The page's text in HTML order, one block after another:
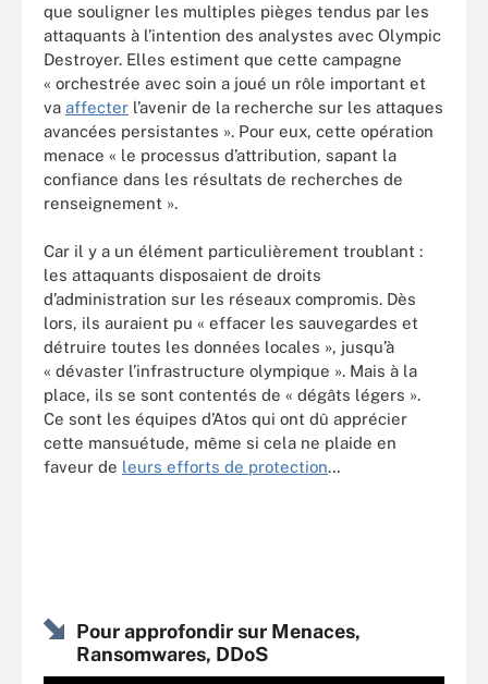
que souligner les multiples pièges tendus par les
attaquants à l’intention des analystes avec Olympic
Destroyer. Elles estiment que cette campagne
« orchestrée avec soin a joué un rôle important et
va affecter l’avenir de la recherche sur les attaques
avancées persistantes ». Pour eux, cette opération
menace « le processus d’attribution, sapant la
confiance dans les résultats de recherches de
renseignement ».
Car il y a un élément particulièrement troublant :
les attaquants disposaient de droits
d’administration sur les réseaux compromis. Dès
lors, ils auraient pu « effacer les sauvegardes et
détruire toutes les données locales », jusqu’à
« dévaster l’infrastructure olympique ». Mais à la
place, ils se sont contentés de « dégâts légers ».
Ce sont les équipes d’Atos qui ont dû apprécier
cette mansuétude, même si cela ne plaide en
faveur de leurs efforts de protection…
Pour approfondir sur Menaces,
Ransomwares, DDoS